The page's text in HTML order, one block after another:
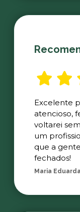
Excelente
atencioso,
voltarei
um
que a
fechados!
Maria